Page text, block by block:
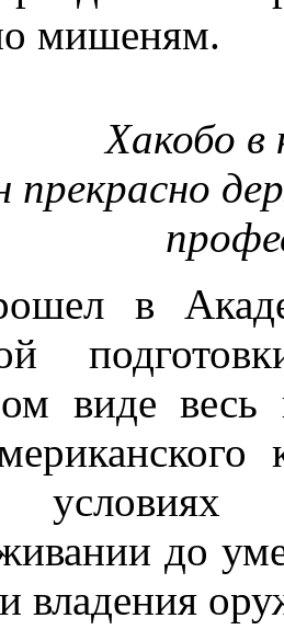
мишеням.
Хакобо
прекрасно
в
виде
до
владения